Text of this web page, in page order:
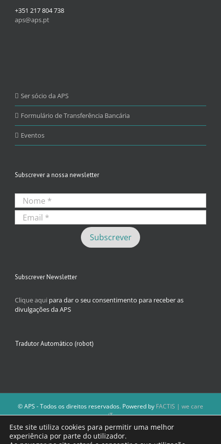
+351 217 804 738
aps@aps.pt
Ser sócio da APS
Formulário de Transferência Bancária
Eventos
Subscrever a nossa newsletter
Subscrever Newsletter
Clique aqui para dar o seu consentimento para receber as
divulgações da APS
Tradutor Automático (robot)
© APS - Todos os direitos reservados. Powered by FACTIS | we care
iT
A Direção da APS reserva-se o direito de não publicar conteúdos que
violem as leis nacionais.
Os textos assinados e as imagens depositadas são da inteira
Este site utiliza cookies para permitir uma melhor
experiência por parte do utilizador.